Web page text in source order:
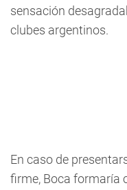
sensación
clubes argentinos.
En caso de
firme, Boca formaría